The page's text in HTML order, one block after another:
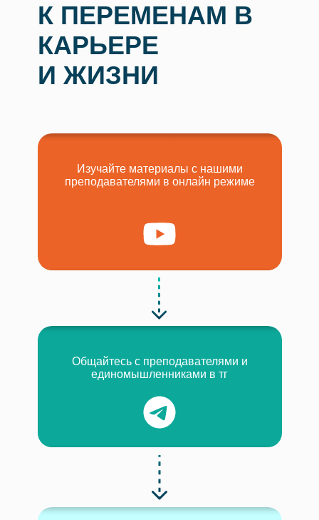
Изучайте материалы с нашими
преподавателями в онлайн режиме
К ПЕРЕМЕНАМ В
КАРЬЕРЕ
И ЖИЗНИ
Общайтесь с преподавателями и
единомышленниками в тг